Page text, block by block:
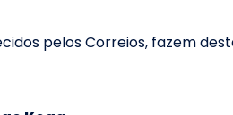
pelos Correios, fazem